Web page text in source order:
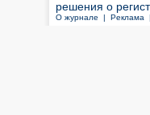
решения о
О журнале | Реклама